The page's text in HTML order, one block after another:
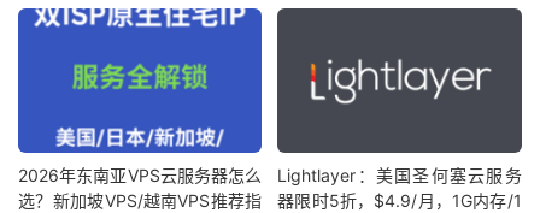
2026年东南亚VPS云服务器怎么
选？新加坡VPS/越南VPS推荐指
Lightlayer：美国圣何塞云服务
器限时5折，$4.9/月，1G内存/1